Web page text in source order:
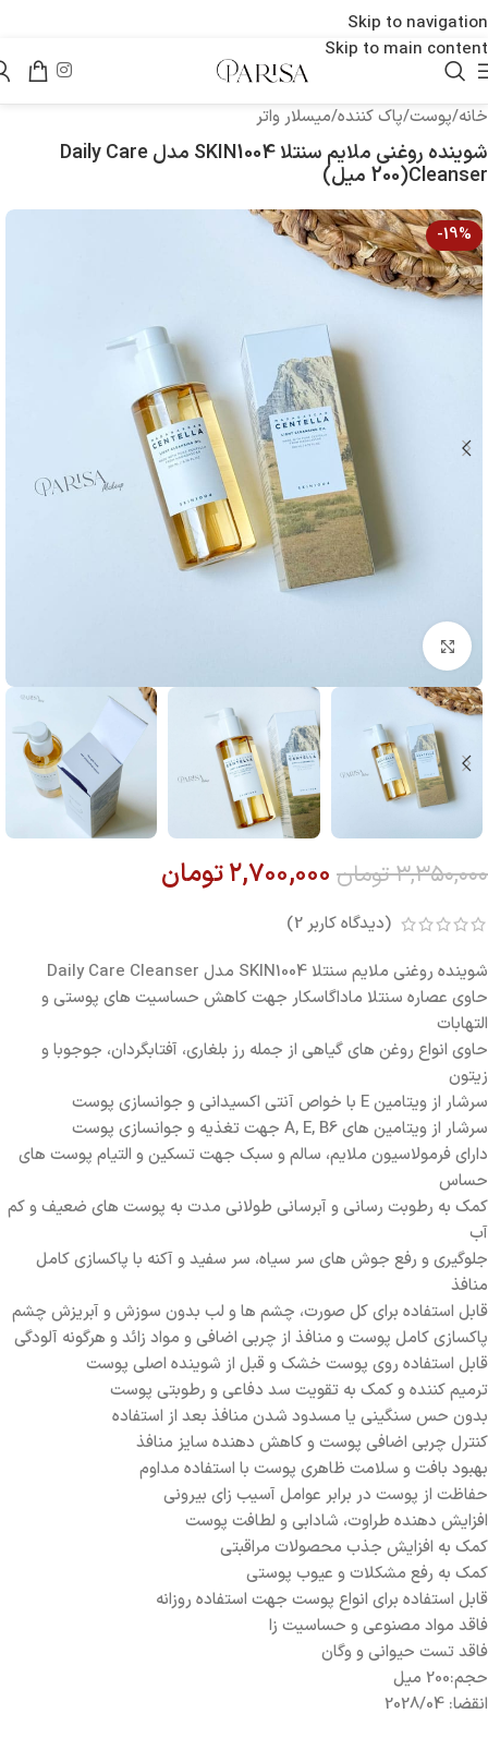
Skip to navigation
Skip to main content
خانه/پوست/پاک کننده/میسلار واتر
شوینده روغنی ملایم سنتلا SKIN1004 مدل Daily Care
Cleanser(200 میل)
-19%
بزرگنمایی تصویر
۳,۳۵۰,۰۰۰تومان ۲,۷۰۰,۰۰۰تومان
(دیدگاه کاربر2
)
شوینده روغنی ملایم سنتلا SKIN1004 مدل Daily Care Cleanser
حاوی عصاره سنتلا ماداگاسکار جهت کاهش حساسیت های پوستی و
التهابات
حاوی انواع روغن های گیاهی از جمله رز بلغاری، آفتابگردان، جوجوبا و
زیتون
سرشار از ویتامین E با خواص آنتی اکسیدانی و جوانسازی پوست
سرشار از ویتامین های A, E, B6 جهت تغذیه و جوانسازی پوست
دارای فرمولاسیون ملایم، سالم و سبک جهت تسکین و التیام پوست های
حساس
کمک به رطوبت رسانی و آبرسانی طولانی مدت به پوست های ضعیف و کم
آب
جلوگیری و رفع جوش های سر سیاه، سر سفید و آکنه با پاکسازی کامل
منافذ
قابل استفاده برای کل صورت، چشم ها و لب بدون سوزش و آبریزش چشم
پاکسازی کامل پوست و منافذ از چربی اضافی و مواد زائد و هرگونه آلودگی
قابل استفاده روی پوست خشک و قبل از شوینده اصلی پوست
ترمیم کننده و کمک به تقویت سد دفاعی و رطوبتی پوست
بدون حس سنگینی یا مسدود شدن منافذ بعد از استفاده
کنترل چربی اضافی پوست و کاهش دهنده سایز منافذ
بهبود بافت و سلامت ظاهری پوست با استفاده مداوم
حفاظت از پوست در برابر عوامل آسیب زای بیرونی
افزایش دهنده طراوت، شادابی و لطافت پوست
کمک به افزایش جذب محصولات مراقبتی
کمک به رفع مشکلات و عیوب پوستی
قابل استفاده برای انواع پوست جهت استفاده روزانه
فاقد مواد مصنوعی و حساسیت زا
فاقد تست حیوانی و وگان
حجم:200 میل
انقضا: 2028/04